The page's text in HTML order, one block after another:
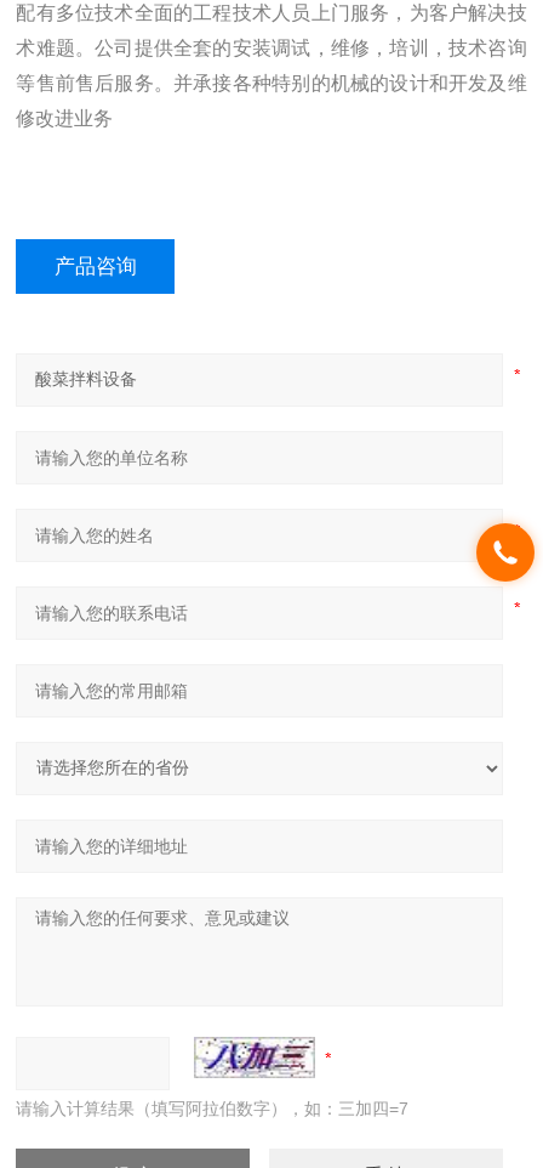
配有多位技术全面的工程技术人员上门服务，为客户解决技
术难题。公司提供全套的安装调试，维修，培训，技术咨询
等售前售后服务。并承接各种特别的机械的设计和开发及维
修改进业务
产品咨询
请输入计算结果（填写阿拉伯数字），如：三加四=7